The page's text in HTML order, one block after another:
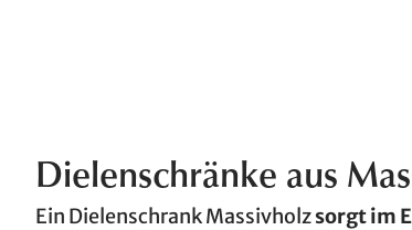
Dielenschränke aus
Ein Dielenschrank Massivholzsorgt im